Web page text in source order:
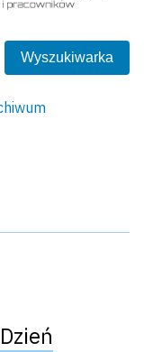
Wyszukiwarka